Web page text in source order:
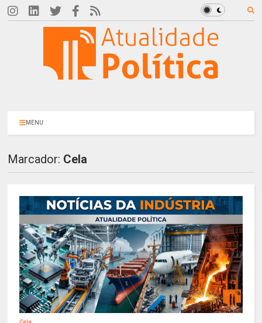
MENU
Marcador: Cela